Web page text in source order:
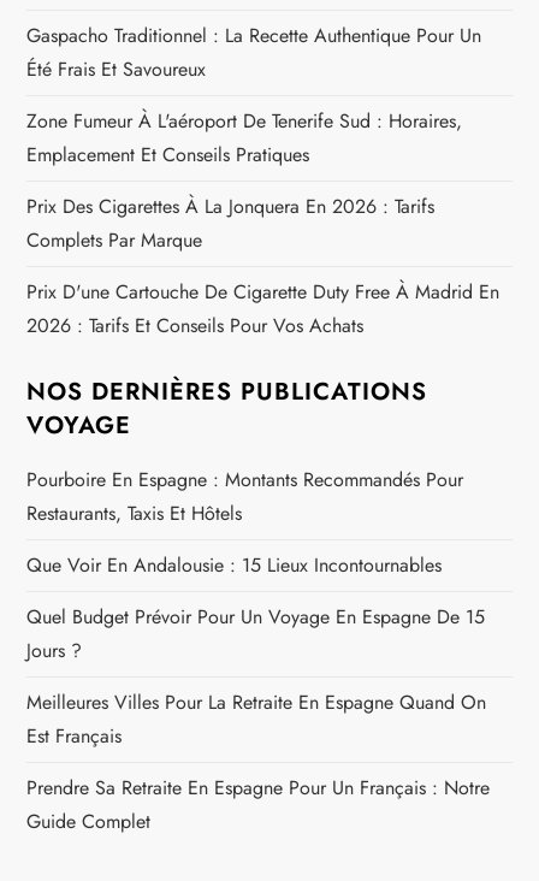
Gaspacho Traditionnel : La Recette Authentique Pour Un
Été Frais Et Savoureux
Zone Fumeur À L'aéroport De Tenerife Sud : Horaires,
Emplacement Et Conseils Pratiques
Prix Des Cigarettes À La Jonquera En 2026 : Tarifs
Complets Par Marque
Prix D'une Cartouche De Cigarette Duty Free À Madrid En
2026 : Tarifs Et Conseils Pour Vos Achats
NOS DERNIÈRES PUBLICATIONS
VOYAGE
Pourboire En Espagne : Montants Recommandés Pour
Restaurants, Taxis Et Hôtels
Que Voir En Andalousie : 15 Lieux Incontournables
Quel Budget Prévoir Pour Un Voyage En Espagne De 15
Jours ?
Meilleures Villes Pour La Retraite En Espagne Quand On
Est Français
Prendre Sa Retraite En Espagne Pour Un Français : Notre
Guide Complet